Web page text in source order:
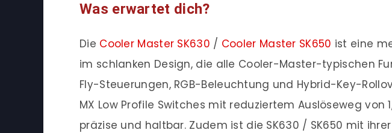
Was erwartet dich?
Die Cooler Master SK630 / Cooler Master SK650 ist eine
im schlanken Design, die alle Cooler-Master-typischen
Fly-Steuerungen, RGB-Beleuchtung und Hybrid-Key-
MX Low Profile Switches mit reduziertem Auslöseweg von
präzise und haltbar. Zudem ist die SK630 / SK650 mit